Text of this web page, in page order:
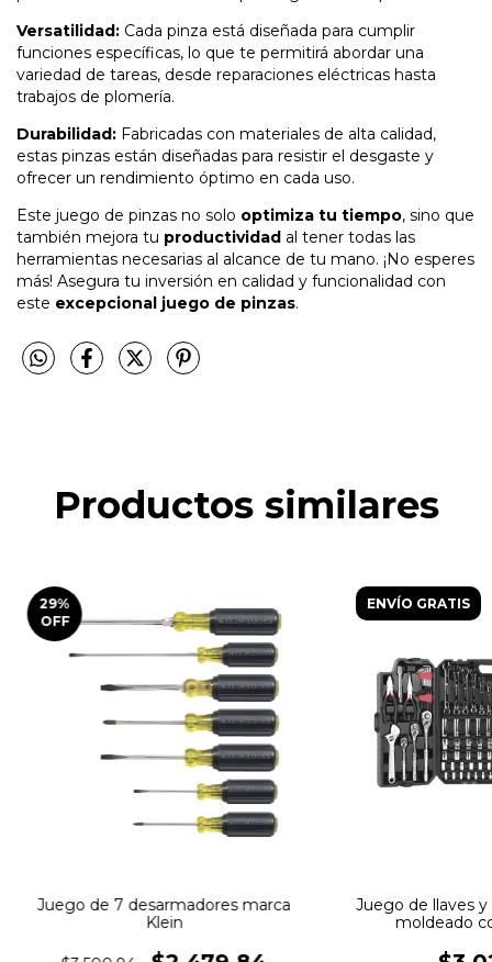
Versatilidad: Cada pinza está diseñada para cumplir
funciones específicas, lo que te permitirá abordar una
variedad de tareas, desde reparaciones eléctricas hasta
trabajos de plomería.
Durabilidad: Fabricadas con materiales de alta calidad,
estas pinzas están diseñadas para resistir el desgaste y
ofrecer un rendimiento óptimo en cada uso.
Este juego de pinzas no solo optimiza tu tiempo, sino que
también mejora tu productividad al tener todas las
herramientas necesarias al alcance de tu mano. ¡No esperes
más! Asegura tu inversión en calidad y funcionalidad con
este excepcional juego de pinzas.
Productos similares
29%
OFF
Juego de 7 desarmadores marca
Klein
ENVÍO GRATIS
Juego de llaves
moldeado